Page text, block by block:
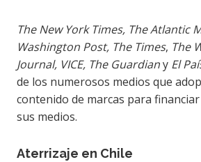
The New York Times, The Atlantic
Washington Post, The Times, The
Journal, VICE, The Guardiany El
de los numerosos medios que
contenido de marcas para
sus medios.
Aterrizaje en Chile